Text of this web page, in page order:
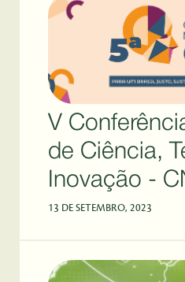
V
de Ciência,
Inovação -
13 DE SETEMBRO, 2023